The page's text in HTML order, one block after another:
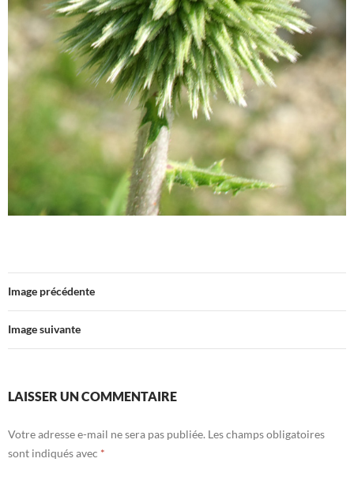
Image précédente
Image suivante
LAISSER UN COMMENTAIRE
Votre adresse e-mail ne sera pas publiée. Les champs obligatoires
sont indiqués avec *